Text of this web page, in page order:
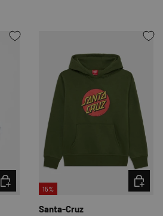
OPTIONEN AUSWÄHLEN
15%
Santa-Cruz